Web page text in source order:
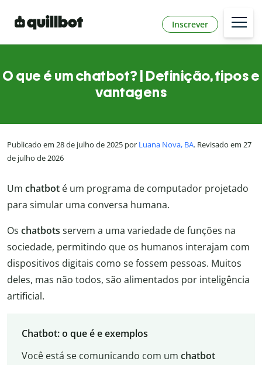
Inscrever
O que é um chatbot? | Definição, tipos e
vantagens
Publicado em 28 de julho de 2025 por Luana Nova, BA. Revisado em 27
de julho de 2026
Um chatbot é um programa de computador projetado
para simular uma conversa humana.
Os chatbots servem a uma variedade de funções na
sociedade, permitindo que os humanos interajam com
dispositivos digitais como se fossem pessoas. Muitos
deles, mas não todos, são alimentados por inteligência
artificial.
Chatbot: o que é e exemplos
Você está se comunicando com um chatbot